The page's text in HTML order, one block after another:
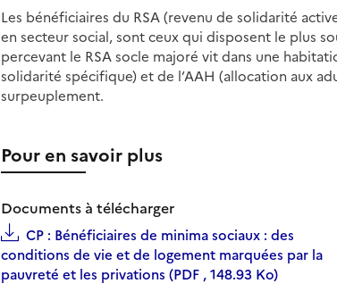
Les bénéficiaires du RSA (revenu de solidarité
en secteur social, sont ceux qui disposent le plus
percevant le RSA socle majoré vit dans une
solidarité spécifique) et de l’AAH (allocation aux
surpeuplement.
Pour en savoir plus
Documents à télécharger
CP : Bénéficiaires de minima sociaux : des
conditions de vie et de logement marquées par la
pauvreté et les privations (PDF , 148.93 Ko)